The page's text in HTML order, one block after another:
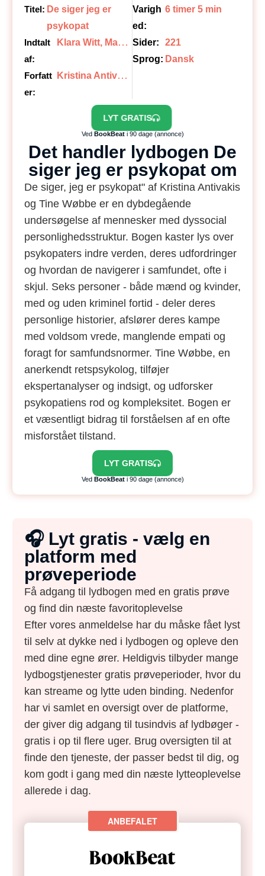
Titel: De siger jeg er
psykopat
Indtalt
af:
K
lara Witt, Mads Hjulmand, Helle Bøgeskov
Forfatt
er:
K
ristina Antivakis, Tine Wøbbe
Varigh
ed:
6 timer 5 min
Sider:
221
Sprog: Dansk
LYT GRATIS
Ved BookBeati 90 dage (annonce)
Det handler lydbogen De
siger jeg er psykopat om
De siger, jeg er psykopat" af Kristina Antivakis
og Tine Wøbbe er en dybdegående
undersøgelse af mennesker med dyssocial
personlighedsstruktur. Bogen kaster lys over
psykopaters indre verden, deres udfordringer
og hvordan de navigerer i samfundet, ofte i
skjul. Seks personer - både mænd og kvinder,
med og uden kriminel fortid - deler deres
personlige historier, afslører deres kampe
med voldsom vrede, manglende empati og
foragt for samfundsnormer. Tine Wøbbe, en
anerkendt retspsykolog, tilføjer
ekspertanalyser og indsigt, og udforsker
psykopatiens rod og kompleksitet. Bogen er
et væsentligt bidrag til forståelsen af en ofte
misforstået tilstand.
LYT GRATIS
Ved BookBeati 90 dage (annonce)
🎧 Lyt gratis - vælg en
platform med
prøveperiode
Få adgang til lydbogen med en gratis prøve
og find din næste favoritoplevelse
Efter vores anmeldelse har du måske fået lyst
til selv at dykke ned i lydbogen og opleve den
med dine egne ører. Heldigvis tilbyder mange
lydbogstjenester gratis prøveperioder, hvor du
kan streame og lytte uden binding. Nedenfor
har vi samlet en oversigt over de platforme,
der giver dig adgang til tusindvis af lydbøger -
gratis i op til flere uger. Brug oversigten til at
finde den tjeneste, der passer bedst til dig, og
kom godt i gang med din næste lytteoplevelse
allerede i dag.